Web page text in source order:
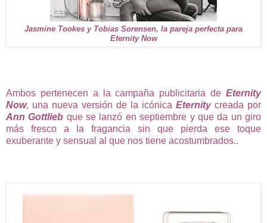
Jasmine Tookes y Tobias Sorensen, la pareja perfecta para
Eternity Now
Ambos pertenecen a la campaña publicitaria de Eternity
Now, una nueva versión de la icónica Eternitycreada por
Ann Gottlieb que se lanzó en septiembre y que da un giro
más fresco a la fragancia sin que pierda ese toque
exuberante y sensual al que nos tiene acostumbrados..